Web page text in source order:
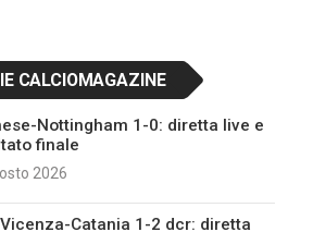
CALCIOMAGAZINE
Nottingham 1-0: diretta live e
finale
2026
Vicenza-Catania 1-2 dcr: diretta